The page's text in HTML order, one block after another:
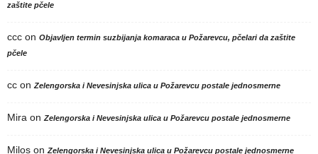
zaštite pčele
ccc on Objavljen termin suzbijanja komaraca u Požarevcu, pčelari da zaštite
pčele
cc on Zelengorska i Nevesinjska ulica u Požarevcu postale jednosmerne
Mira on Zelengorska i Nevesinjska ulica u Požarevcu postale jednosmerne
Milos on Zelengorska i Nevesinjska ulica u Požarevcu postale jednosmerne